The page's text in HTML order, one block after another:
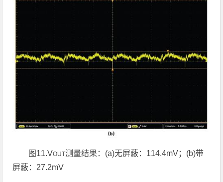
图 11.VOUT测量结果： (a)无屏蔽： 114.4mV； (b)带
屏蔽： 27.2mV